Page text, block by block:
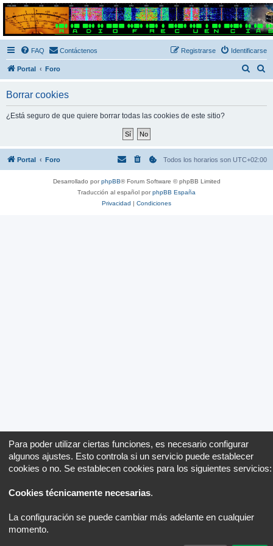
Radio Frecuencias
Foro de Radio Frecuencias
FAQ Contáctenos Identificarse
Registrarse
Portal Foro
Borrar cookies
¿Está seguro de que quiere borrar todas las cookies de este sitio?
Portal Foro Todos los horarios son UTC+02:00
Desarrollado porphpBB® Forum Software © phpBB Limited
Traducción al español porphpBB España
Privacidad | Condiciones
Para poder utilizar ciertas funciones, es necesario configurar
algunos ajustes. Esto controla si un servicio puede establecer
cookies o no. Se establecen cookies para los siguientes servicios:
Cookies técnicamente necesarias.
La configuración se puede cambiar más adelante en cualquier
momento.